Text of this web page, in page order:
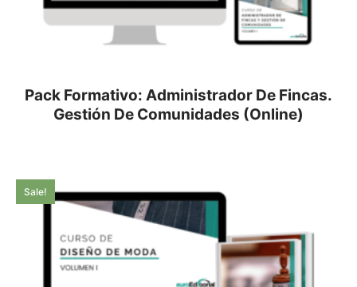
Pack Formativo: Administrador De Fincas.
Gestión De Comunidades (Online)
Sale!